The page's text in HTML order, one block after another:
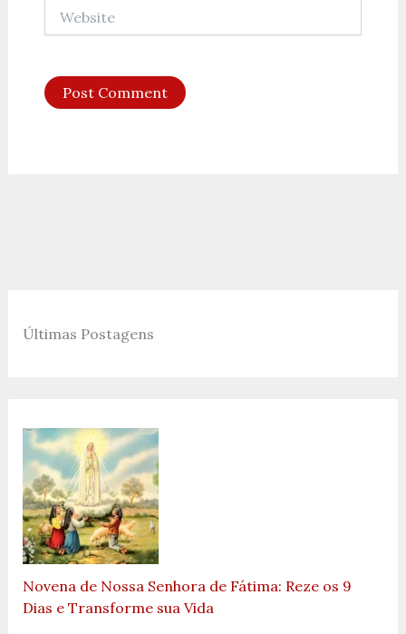
Últimas Postagens
Novena de Nossa Senhora de Fátima: Reze os 9
Dias e Transforme sua Vida